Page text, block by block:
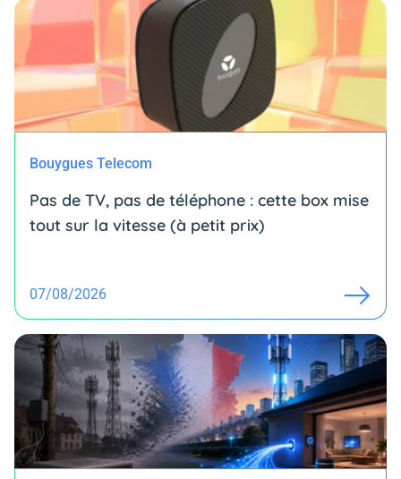
Bouygues Telecom
Pas de TV, pas de téléphone : cette box mise
tout sur la vitesse (à petit prix)
07/08/2026